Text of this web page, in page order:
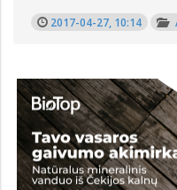
2017-04-27, 10:14